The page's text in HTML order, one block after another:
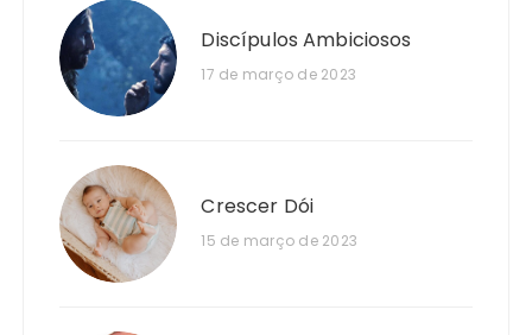
Discípulos Ambiciosos
17 de março de 2023
Crescer Dói
15 de março de 2023